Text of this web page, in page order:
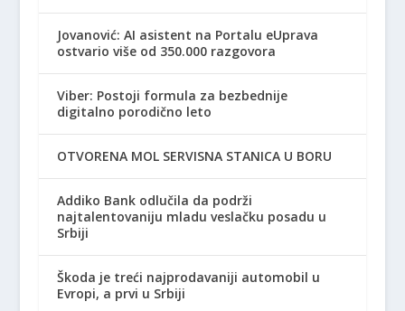
Jovanović: AI asistent na Portalu eUprava
ostvario više od 350.000 razgovora
Viber: Postoji formula za bezbednije
digitalno porodično leto
OTVORENA MOL SERVISNA STANICA U BORU
Addiko Bank odlučila da podrži
najtalentovaniju mladu veslačku posadu u
Srbiji
Škoda je treći najprodavaniji automobil u
Evropi, a prvi u Srbiji